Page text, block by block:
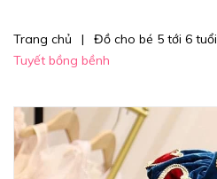
Trang chủ | Đồ cho bé 5 tới 6 tuổi
Tuyết bồng bềnh